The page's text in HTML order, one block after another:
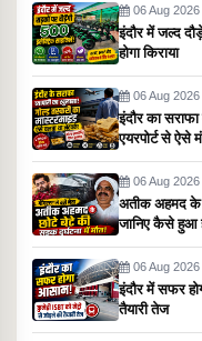
06 Aug 2026
इंदौर में जल्द
होगा किराया
06 Aug 2026
इंदौर का
एयरपोर्ट से ऐसे
06 Aug 2026
अतीक अहमद के
जानिए कैसे हुआ
06 Aug 2026
इंदौर में सफर
तैयारी तेज